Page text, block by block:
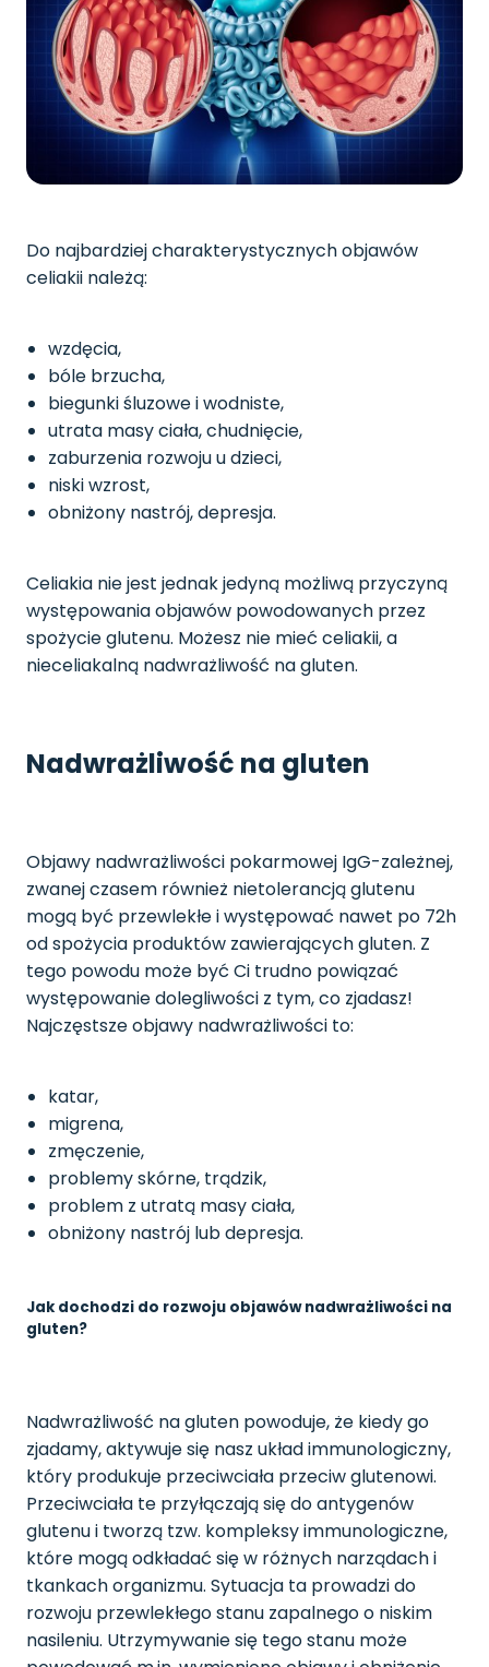
Do najbardziej charakterystycznych objawów
celiakii należą:
wzdęcia,
bóle brzucha,
biegunki śluzowe i wodniste,
utrata masy ciała, chudnięcie,
zaburzenia rozwoju u dzieci,
niski wzrost,
obniżony nastrój, depresja.
Celiakia nie jest jednak jedyną możliwą przyczyną
występowania objawów powodowanych przez
spożycie glutenu. Możesz nie mieć celiakii, a
nieceliakalną nadwrażliwość na gluten.
Nadwrażliwość na gluten
Objawy nadwrażliwości pokarmowej IgG-zależnej,
zwanej czasem również nietolerancją glutenu
mogą być przewlekłe i występować nawet po 72h
od spożycia produktów zawierających gluten. Z
tego powodu może być Ci trudno powiązać
występowanie dolegliwości z tym, co zjadasz!
Najczęstsze objawy nadwrażliwości to:
katar,
migrena,
zmęczenie,
problemy skórne, trądzik,
problem z utratą masy ciała,
obniżony nastrój lub depresja.
Jak dochodzi do rozwoju objawów nadwrażliwości na
gluten?
Nadwrażliwość na gluten powoduje, że kiedy go
zjadamy, aktywuje się nasz układ immunologiczny,
który produkuje przeciwciała przeciw glutenowi.
Przeciwciała te przyłączają się do antygenów
glutenu i tworzą tzw. kompleksy immunologiczne,
które mogą odkładać się w różnych narządach i
tkankach organizmu. Sytuacja ta prowadzi do
rozwoju przewlekłego stanu zapalnego o niskim
nasileniu. Utrzymywanie się tego stanu może